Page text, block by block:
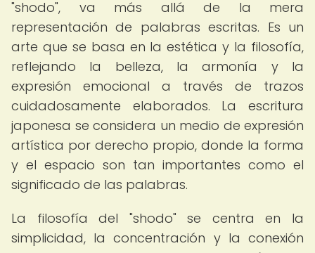
"shodo", va más allá de la mera
representación de palabras escritas. Es un
arte que se basa en la estética y la filosofía,
reflejando la belleza, la armonía y la
expresión emocional a través de trazos
cuidadosamente elaborados. La escritura
japonesa se considera un medio de expresión
artística por derecho propio, donde la forma
y el espacio son tan importantes como el
significado de las palabras.
La filosofía del "shodo" se centra en la
simplicidad, la concentración y la conexión